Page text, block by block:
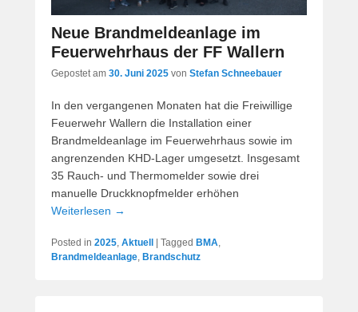
Neue Brandmeldeanlage im
Feuerwehrhaus der FF Wallern
Gepostet am 30. Juni 2025 von Stefan Schneebauer
In den vergangenen Monaten hat die Freiwillige
Feuerwehr Wallern die Installation einer
Brandmeldeanlage im Feuerwehrhaus sowie im
angrenzenden KHD-Lager umgesetzt. Insgesamt
35 Rauch- und Thermomelder sowie drei
manuelle Druckknopfmelder erhöhen
Weiterlesen →
Posted in 2025, Aktuell Tagged BMA,
Brandmeldeanlage, Brandschutz